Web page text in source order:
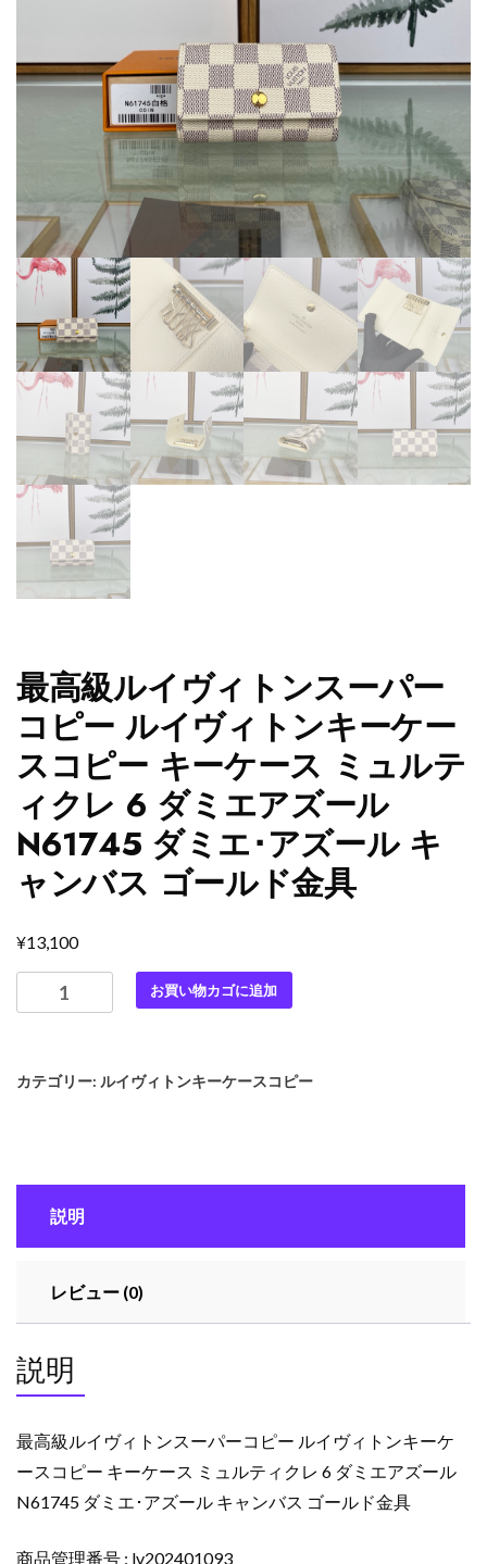
最高級ルイヴィトンスーパー
コピー ルイヴィトンキーケー
スコピー キーケース ミュルテ
ィクレ 6 ダミエアズール
N61745 ダミエ･アズール キ
ャンバス ゴールド金具
¥13,100
高
イ
ン
ー
コ
ー
ル
ヴ
ィ
ト
キ
お買い物カゴに追加
カテゴリー: ルイヴィトンキーケースコピー
説明
レビュー (0)
説明
最高級ルイヴィトンスーパーコピー ルイヴィトンキーケ
ースコピー キーケース ミュルティクレ 6 ダミエアズール
N61745 ダミエ･アズール キャンバス ゴールド金具
商品管理番号 : lv202401093